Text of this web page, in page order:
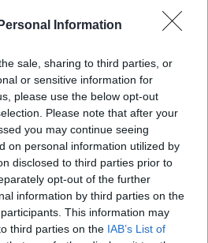
Information
sale, sharing to third parties, or
or sensitive information for
please use the below opt-out
Please note that after your
you may continue seeing
on personal information utilized by
disclosed to third parties prior to
opt-out of the further
information by third parties on the
This information may
third parties on the IAB’s List of
του, λόγω του
της πατριαρχικής
θα μιλήσει με θάρρος
οικογενειακά μυστικά,
από τα βλαβερά
τόλμη θα μπει και σε
μονοπάτια, όταν ο ήρωάς
συντριβής, θα
του εαυτού του